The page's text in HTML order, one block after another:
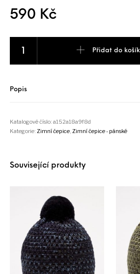
590 Kč
Přidat do
Popis
Katalogové číslo:a152a18a9f8d
Kategorie:Zimní čepice ,Zimní čepice - pánské
Související produkty